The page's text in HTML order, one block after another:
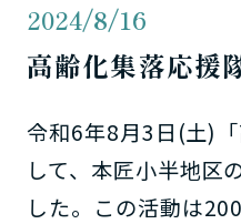
2024/8/16
高齢化集落応援
令和6年8月3日(土)
して、本匠小半地区
した。この活動は